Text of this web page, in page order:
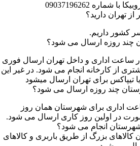
09037196262
تهران دارید؟
کشور داریم.
چند روزه ارسال می شود؟
اداری و داخل تهران ارسال فوری
از کارخانه انجام می شود. در غیر این
چند روزه ارسال می شود؟
اداری برای شهرستان همان روز
در اولین روز کاری ارسال می شود.
انجام می شود؟
کالاهای بزرگ از طریق باربری و کالاهای